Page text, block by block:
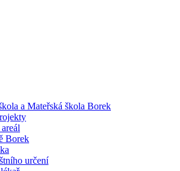
a Mateřská škola Borek
Borek
určení